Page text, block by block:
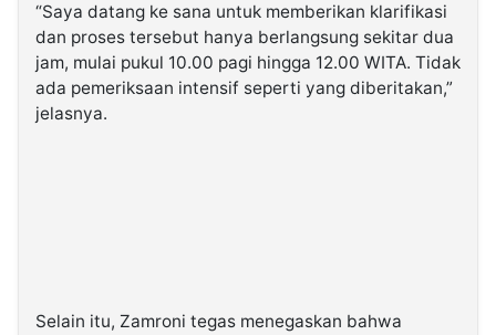
“Saya datang ke sana untuk memberikan klarifikasi
dan proses tersebut hanya berlangsung sekitar dua
jam, mulai pukul 10.00 pagi hingga 12.00 WITA. Tidak
ada pemeriksaan intensif seperti yang diberitakan,”
jelasnya.
Selain itu, Zamroni tegas menegaskan bahwa